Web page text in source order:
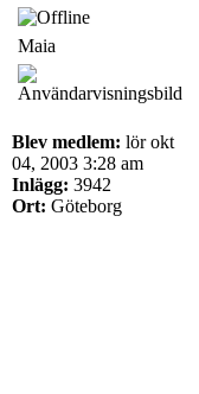
Maia
Blev medlem: lör okt
04, 2003 3:28 am
Inlägg: 3942
Ort: Göteborg